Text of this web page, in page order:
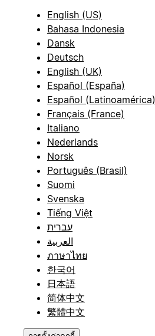
English (US)
Bahasa Indonesia
Dansk
Deutsch
English (UK)
Español (España)
Español (Latinoamérica)
Français (France)
Italiano
Nederlands
Norsk
Português (Brasil)
Suomi
Svenska
Tiếng Việt
עברית
العربية
ภาษาไทย
한국어
日本語
简体中文
繁體中文